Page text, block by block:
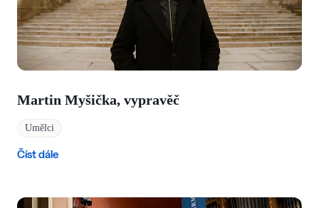
Martin Myšička, vypravěč
Umělci
Číst dále